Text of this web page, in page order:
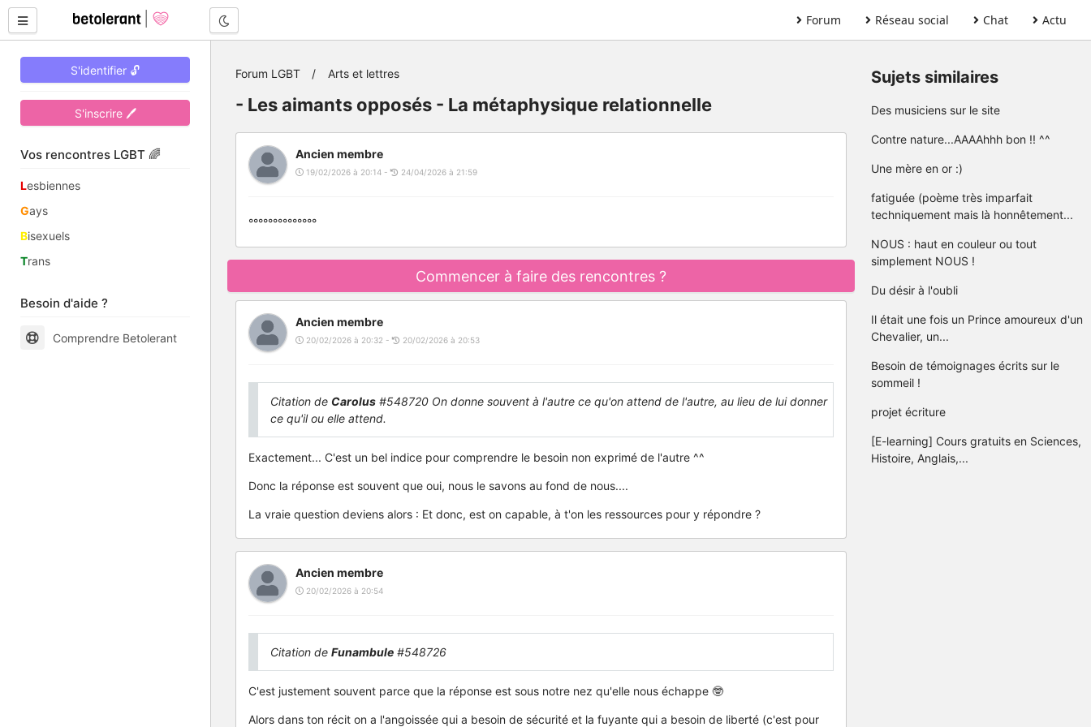
Forum Réseau social Chat Actu
S'identifier 🔓
S'inscrire 🖊
Vos rencontres LGBT 🌈
Lesbiennes
Gays
Bisexuels
Trans
Besoin d'aide ?
Comprendre Betolerant
Forum LGBT Arts et lettres
- Les aimants opposés - La métaphysique relationnelle
Ancien membre
19/02/2026 à 20:14 - 24/04/2026 à 21:59
°°°°°°°°°°°°°°
Commencer à faire des rencontres ?
Ancien membre
20/02/2026 à 20:32 - 20/02/2026 à 20:53
Citation de Carolus #548720 On donne souvent à l'autre ce qu'on attend de l'autre, au lieu de lui donner
ce qu'il ou elle attend.
Exactement... C'est un bel indice pour comprendre le besoin non exprimé de l'autre ^^
Donc la réponse est souvent que oui, nous le savons au fond de nous....
La vraie question deviens alors : Et donc, est on capable, à t'on les ressources pour y répondre ?
Ancien membre
20/02/2026 à 20:54
Citation de Funambule #548726
C'est justement souvent parce que la réponse est sous notre nez qu'elle nous échappe 🤓
Alors dans ton récit on a l'angoissée qui a besoin de sécurité et la fuyante qui a besoin de liberté (c'est pour
Sujets similaires
Des musiciens sur le site
Contre nature...AAAAhhh bon !! ^^
Une mère en or :)
fatiguée (poème très imparfait
techniquement mais là honnêtement...
NOUS : haut en couleur ou tout
simplement NOUS !
Du désir à l'oubli
Il était une fois un Prince amoureux d'un
Chevalier, un...
Besoin de témoignages écrits sur le
sommeil !
projet écriture
[E-learning] Cours gratuits en Sciences,
Histoire, Anglais,...